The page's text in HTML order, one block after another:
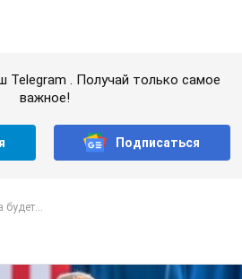
Telegram . Получай только самое
важное!
Подписаться
будет...